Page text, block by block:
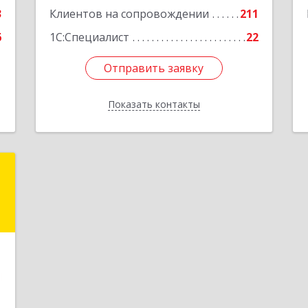
Клиентов на сопровождении
211
1С:Специалист
22
Отправить заявку
Показать контакты
Подробнее
Отправить заявку
Назад